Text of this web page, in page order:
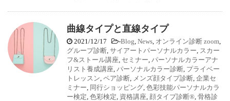
曲線タイプと直線タイプ
2021/12/17 -Blog, News, オンライン診断 zoom,
グループ診断, サイアートパーソナルカラー, スカー
フ&ストール講座, セミナー, パーソナルカラーアナ
リスト養成講座, パーソナルカラー診断, プライベー
トレッスン, ペア診断, メンズ顔タイプ診断, 企業セ
ミナー, 同行ショッピング, 色彩技能パーソナルカラ
ー検定, 色彩検定, 資格講座, 顔タイプ診断®, 骨格診